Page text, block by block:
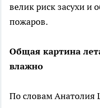
велик риск засухи
пожаров.
Общая картина
влажно
По словам Анатолия